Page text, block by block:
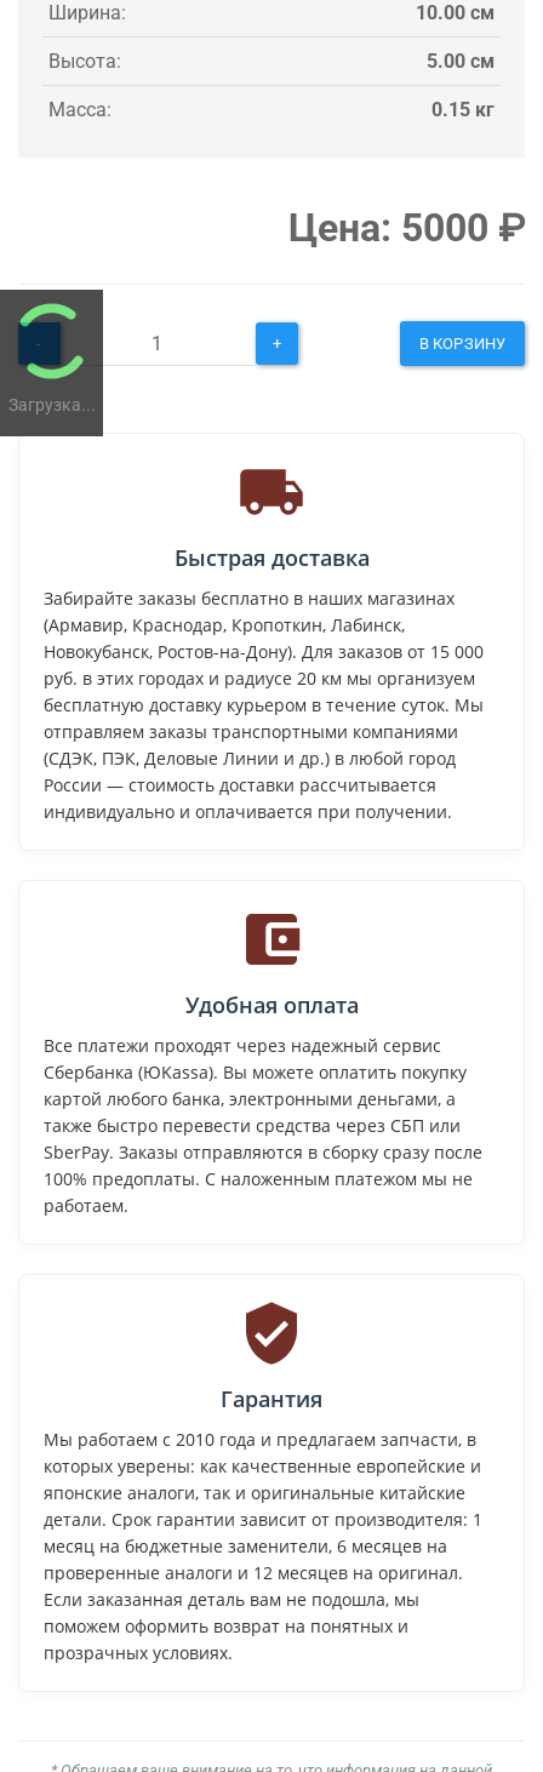
Загрузка...
Ширина: 10.00 см
Высота: 5.00 см
Масса: 0.15 кг
Цена: 5000 ₽
- + В КОРЗИНУ
Быстрая доставка
Забирайте заказы бесплатно в наших магазинах
(Армавир, Краснодар, Кропоткин, Лабинск,
Новокубанск, Ростов-на-Дону). Для заказов от 15 000
руб. в этих городах и радиусе 20 км мы организуем
бесплатную доставку курьером в течение суток. Мы
отправляем заказы транспортными компаниями
(СДЭК, ПЭК, Деловые Линии и др.) в любой город
России — стоимость доставки рассчитывается
индивидуально и оплачивается при получении.
Удобная оплата
Все платежи проходят через надежный сервис
Сбербанка (ЮKassa). Вы можете оплатить покупку
картой любого банка, электронными деньгами, а
также быстро перевести средства через СБП или
SberPay. Заказы отправляются в сборку сразу после
100% предоплаты. С наложенным платежом мы не
работаем.
Гарантия
Мы работаем с 2010 года и предлагаем запчасти, в
которых уверены: как качественные европейские и
японские аналоги, так и оригинальные китайские
детали. Срок гарантии зависит от производителя: 1
месяц на бюджетные заменители, 6 месяцев на
проверенные аналоги и 12 месяцев на оригинал.
Если заказанная деталь вам не подошла, мы
поможем оформить возврат на понятных и
прозрачных условиях.